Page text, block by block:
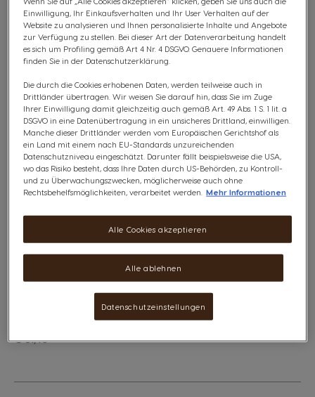
KAPSELN:x64
Kapsel-Symbol
Mit unserer Dallmayr Range bieten wir Kaffeeliebhabern
schon seit Jahren köstliche Highlights für ihre Tassen. In
Dallmayr Sorten - Dallmayr Prodomo, Dallmayr Crema
d'Oro, Dallmayr Crema d'Oro Caffè Latte und Dallmayr
Crema d'Oro Intensa.
Diese Aktion ist nicht mit anderen aktuellen Angeboten
oder Rabatten kombinierbar, einschließlich Gutscheinen,
Aktionscodes und Vorteilspacks.
Dieses Paket enthält:
NESCAFÉ® Dolce Gusto® Dallmayr Crema d'Oro
NESCAFÉ® Dolce Gusto® Dallmayr Crema d'Oro Intensa
NESCAFÉ® Dolce Gusto® Dallmayr Prodomo
The price depends on the chosen options
Regulärer Preis
€ 31,40
Einwilligung, Ihr Einkaufsverhalten und Ihr User Verhalten auf der
Website zu analysieren und Ihnen personalisierte Inhalte und Angebote
zur Verfügung zu stellen. Bei dieser Art der Datenverarbeitung handelt
es sich um Profiling gemäß Art 4 Nr. 4 DSGVO. Genauere Informationen
finden Sie in der Datenschutzerklärung.
Die durch die Cookies erhobenen Daten, werden teilweise auch in
Drittländer übertragen. Wir weisen Sie darauf hin, dass Sie im Zuge
Ihrer Einwilligung damit gleichzeitig auch gemäß Art. 49 Abs. 1 S. 1 lit. a
DSGVO in eine Datenübertragung in ein unsicheres Drittland, einwilligen.
Manche dieser Drittländer werden vom Europäischen Gerichtshof als
ein Land mit einem nach EU-Standards unzureichenden
Datenschutzniveau eingeschätzt. Darunter fällt beispielsweise die USA,
wo das Risiko besteht, dass Ihre Daten durch US-Behörden, zu Kontroll-
und zu Überwachungszwecken, möglicherweise auch ohne
Rechtsbehelfsmöglichkeiten, verarbeitet werden.
Mehr Informationen
Alle ablehnen
Alle Cookies akzeptieren
Datenschutzeinstellungen